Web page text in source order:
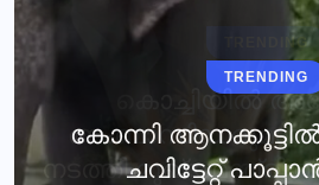
TRENDING
കോന്നി
ചവിട്ടേറ്റ്